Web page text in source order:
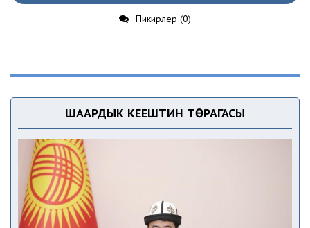
Пикирлер (0)
ШААРДЫК КЕҢЕШТИН ТӨРАГАСЫ